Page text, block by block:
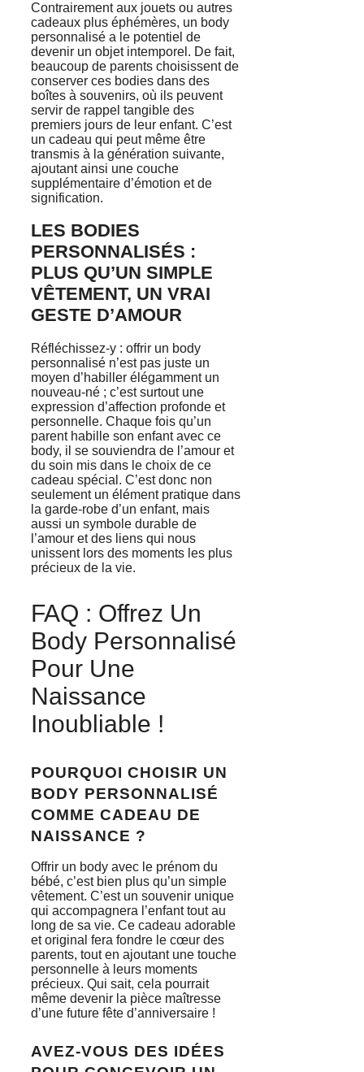
Contrairement aux jouets ou autres
cadeaux plus éphémères, un body
personnalisé a le potentiel de
devenir un objet intemporel. De fait,
beaucoup de parents choisissent de
conserver ces bodies dans des
boîtes à souvenirs, où ils peuvent
servir de rappel tangible des
premiers jours de leur enfant. C’est
un cadeau qui peut même être
transmis à la génération suivante,
ajoutant ainsi une couche
supplémentaire d’émotion et de
signification.
LES BODIES
PERSONNALISÉS :
PLUS QU’UN SIMPLE
VÊTEMENT, UN VRAI
GESTE D’AMOUR
Réfléchissez-y : offrir un body
personnalisé n’est pas juste un
moyen d’habiller élégamment un
nouveau-né ; c’est surtout une
expression d’affection profonde et
personnelle. Chaque fois qu’un
parent habille son enfant avec ce
body, il se souviendra de l’amour et
du soin mis dans le choix de ce
cadeau spécial. C’est donc non
seulement un élément pratique dans
la garde-robe d’un enfant, mais
aussi un symbole durable de
l’amour et des liens qui nous
unissent lors des moments les plus
précieux de la vie.
FAQ : Offrez Un
Body Personnalisé
Pour Une
Naissance
Inoubliable !
POURQUOI CHOISIR UN
BODY PERSONNALISÉ
COMME CADEAU DE
NAISSANCE ?
Offrir un body avec le prénom du
bébé, c’est bien plus qu’un simple
vêtement. C’est un souvenir unique
qui accompagnera l’enfant tout au
long de sa vie. Ce cadeau adorable
et original fera fondre le cœur des
parents, tout en ajoutant une touche
personnelle à leurs moments
précieux. Qui sait, cela pourrait
même devenir la pièce maîtresse
d’une future fête d’anniversaire !
AVEZ-VOUS DES IDÉES